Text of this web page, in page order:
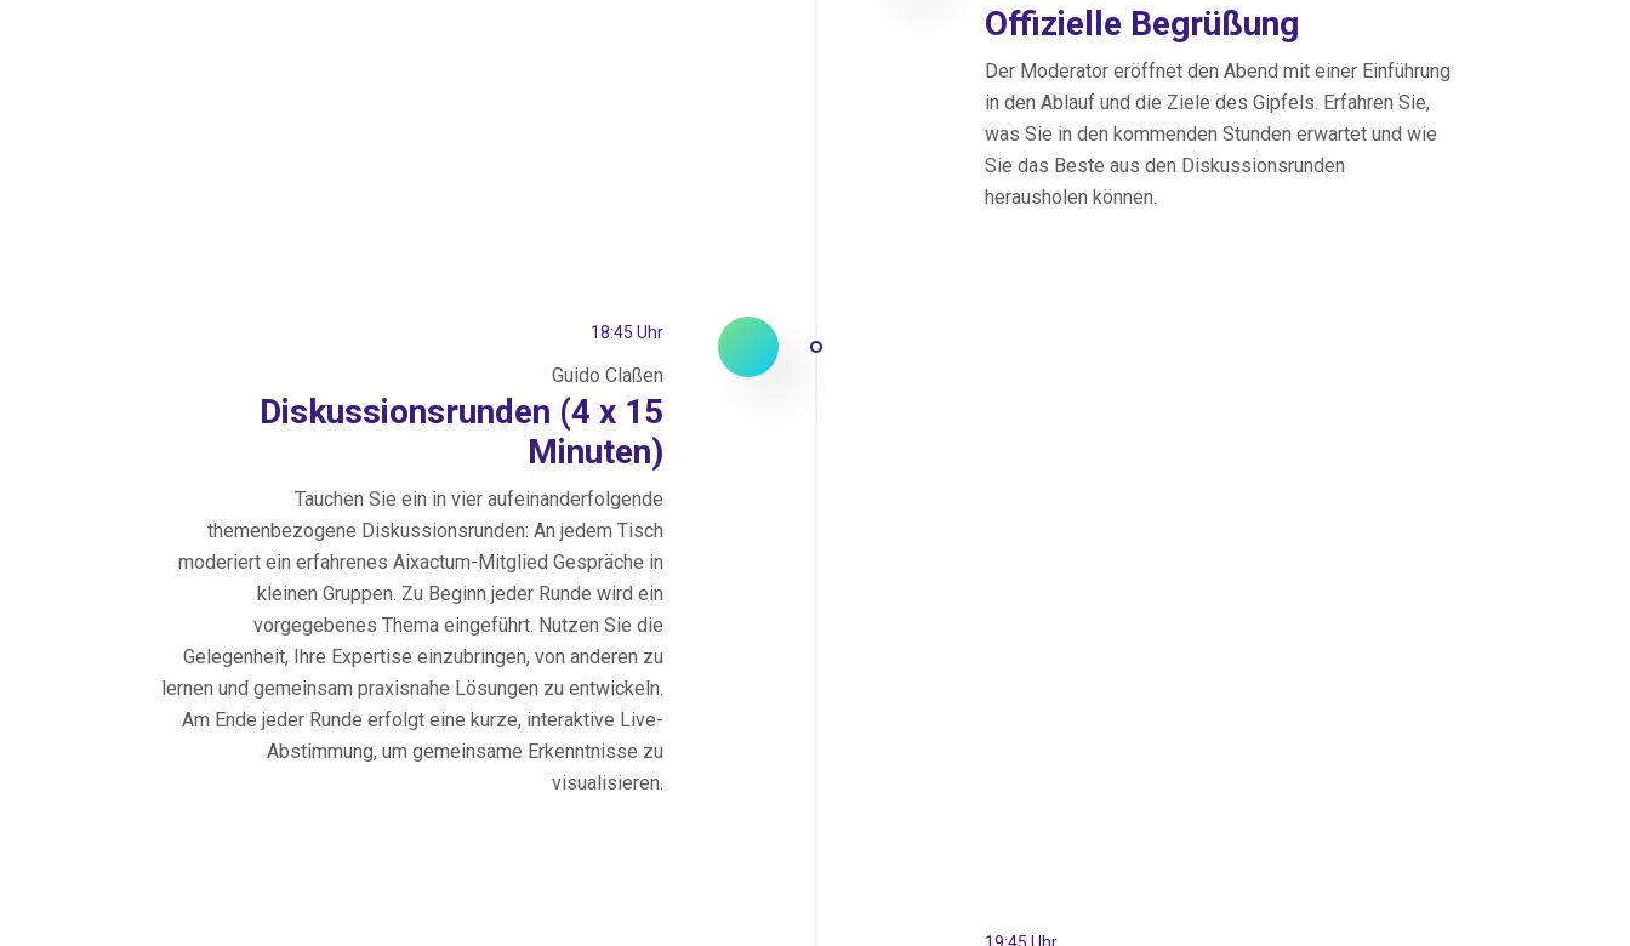
Offizielle Begrüßung
Der Moderator eröffnet den Abend mit einer Einführung
in den Ablauf und die Ziele des Gipfels. Erfahren Sie,
was Sie in den kommenden Stunden erwartet und wie
Sie das Beste aus den Diskussionsrunden
herausholen können.
18:45 Uhr
Guido Claßen
Diskussionsrunden (4 x 15
Minuten)
Tauchen Sie ein in vier aufeinanderfolgende
themenbezogene Diskussionsrunden: An jedem Tisch
moderiert ein erfahrenes Aixactum-Mitglied Gespräche in
kleinen Gruppen. Zu Beginn jeder Runde wird ein
vorgegebenes Thema eingeführt. Nutzen Sie die
Gelegenheit, Ihre Expertise einzubringen, von anderen zu
lernen und gemeinsam praxisnahe Lösungen zu entwickeln.
Am Ende jeder Runde erfolgt eine kurze, interaktive Live-
Abstimmung, um gemeinsame Erkenntnisse zu
visualisieren.